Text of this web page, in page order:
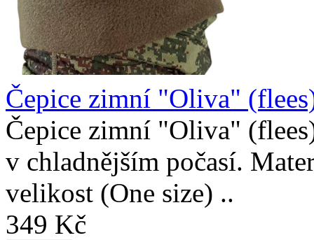
Čepice zimní "Oliva"
Čepice zimní "Oliva"
v chladnějším počasí.
velikost (One size) ..
349 Kč